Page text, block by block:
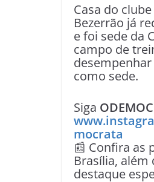
Casa do
Bezerrão já
e foi sede da
campo de
como sede.
Siga
mocrata
📰 Confira as
Brasília,
destaque